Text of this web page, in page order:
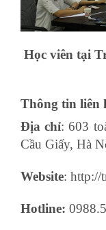
Học viên tại
Thông tin liên
Địa chỉ: 603
Cầu Giấy, Hà
Website: http://
Hotline: